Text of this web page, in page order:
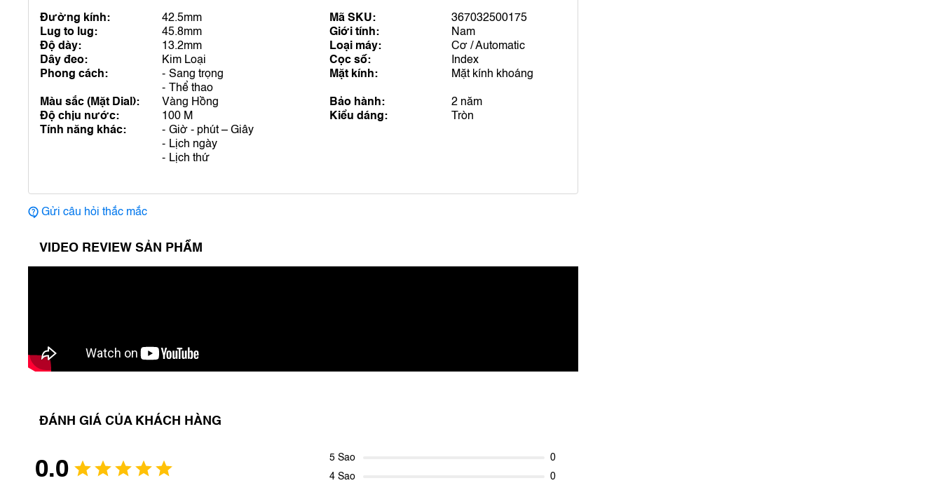
Đường kính:
42.5mm
Lug to lug:
45.8mm
Độ dày:
13.2mm
Mã SKU:
367032500175
Giới tính:
Nam
Loại máy:
Cơ / Automatic
Dây đeo:
Kim Loại Cọc số:
Index
Phong cách:
Sang trọng
Thể thao
Mặt kính: Mặt kính khoáng
Màu sắc (Mặt Dial): Vàng Hồng Bảo hành:
2 năm
Độ chịu nước:
100 M Kiểu dáng:
Tròn
Tính năng khác:
Giờ - phút – Giây
Lịch ngày
Lịch thứ
Gửi câu hỏi thắc mắc
VIDEO REVIEW SẢN PHẨM
ĐÁNH GIÁ CỦA KHÁCH HÀNG
0.0 5 Sao
0
4 Sao
0